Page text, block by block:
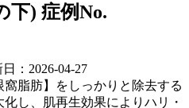
下) 症例No.
：2026-04-27